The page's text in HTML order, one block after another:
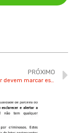
PRÓXIMO
Chuvas e calor devem marcar este fim de semana em Valinhos